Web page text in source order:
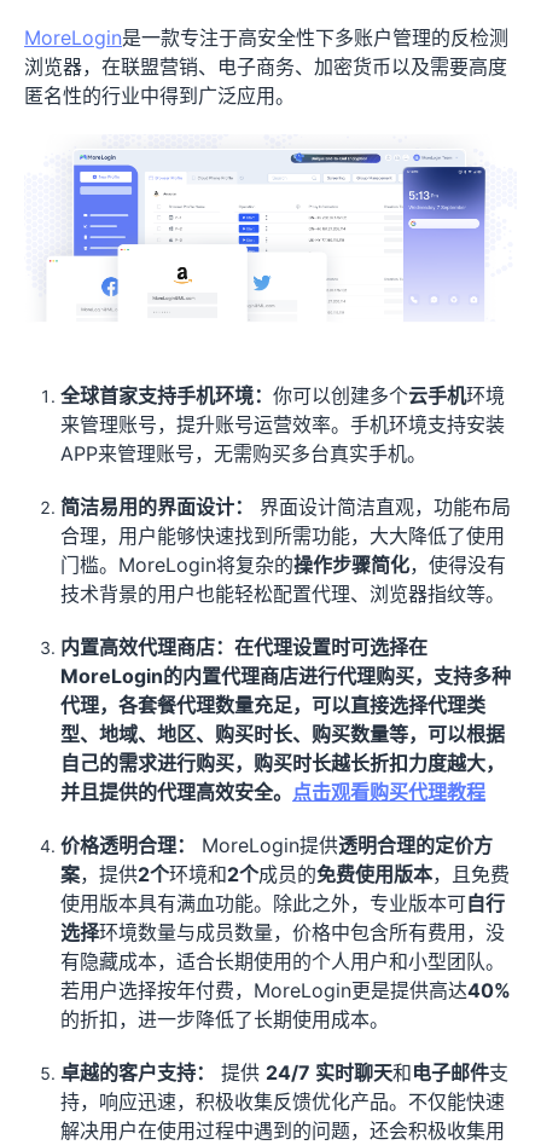
MoreLogin是一款专注于高安全性下多账户管理的反检测
浏览器，在联盟营销、电子商务、加密货币以及需要高度
匿名性的行业中得到广泛应用。
全球首家支持手机环境： 你可以创建多个云手机环境
来管理账号，提升账号运营效率。手机环境支持安装
APP来管理账号，无需购买多台真实手机。
简洁易用的界面设计：
界面设计简洁直观，功能布局
合理，用户能够快速找到所需功能，大大降低了使用
门槛。MoreLogin将复杂的操作步骤简化，使得没有
技术背景的用户也能轻松配置代理、浏览器指纹等。
内置高效代理商店：在代理设置时可选择在
MoreLogin的内置代理商店进行代理购买，支持多种
代理，各套餐代理数量充足，可以直接选择代理类
型、地域、地区、购买时长、购买数量等，可以根据
自己的需求进行购买，购买时长越长折扣力度越大，
并且提供的代理高效安全。 点击观看购买代理教程
价格透明合理： MoreLogin提供透明合理的定价方
案，提供2个环境和2个成员的免费使用版本，且免费
使用版本具有满血功能。除此之外，专业版本可自行
选择环境数量与成员数量，价格中包含所有费用，没
有隐藏成本，适合长期使用的个人用户和小型团队。
若用户选择按年付费，MoreLogin更是提供高达40%
的折扣，进一步降低了长期使用成本。
卓越的客户支持： 提供 24/7 实时聊天和电子邮件支
持，响应迅速，积极收集反馈优化产品。不仅能快速
解决用户在使用过程中遇到的问题，还会积极收集用